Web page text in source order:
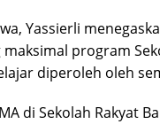
Yassierli
program
diperoleh oleh
di Sekolah Rakyat